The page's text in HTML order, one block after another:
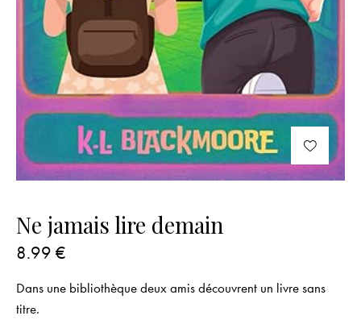
Ne jamais lire demain
8.99 €
Dans une bibliothèque deux amis découvrent un livre sans
titre.